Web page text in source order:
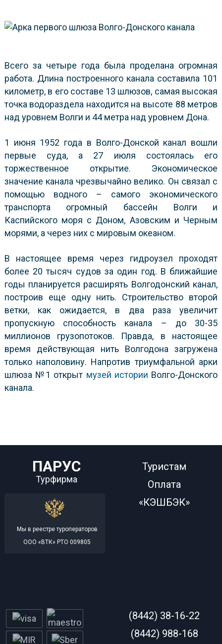
Всего за четыре года была проделана огромная
работа. Длина построенного канала составила 101
километр, в его составе 13 шлюзов, самая высокая
точка водораздела находится на высоте 88 метров
над уровнем Волги и 44 метра над уровнем Дона.
1 июня 1952 года в Волго-Донской канал вошли
первые суда, а 27 июля состоялась его
торжественное открытие. Экономическое
значение канала чрезвычайно велико. Он связал с
помощью водного – самого экономического
транспорта огромный бассейн Волги и
Каспийского моря с Доном, Азовским и Черным
морями, а через них с мировым океаном.
В настоящее время через гидроузел проходят
более 20 тысяч судов за один год. В ближайшие
годы планируется расширять Волгодонский канал,
построив еще одну нить. Строительство второй
ветки, как ожидается, в два раза увеличит
пропускную способность канала – до 30-35
миллионов грузопотоков. Правда, в настоящее
время действующая нить Волгодона загружена
только наполовину. Напротив триумфальной арки
шлюза №1 открыт музей истории Волго-Донского
канала.
ПАРУС
Турфирма
Мы в реестре туроператоров
ООО «ВТК» РТО 009805
Туристам
Оплата
«КЭШБЭК»
(8442) 38-16-22
(8442) 988-168